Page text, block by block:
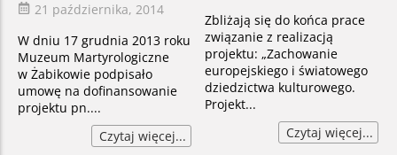
21 października, 2014
W dniu 17 grudnia 2013 roku
Muzeum Martyrologiczne
w Żabikowie podpisało
umowę na dofinansowanie
projektu pn....
Czytaj więcej...
Zbliżają się do końca prace
związanie z realizacją
projektu: „Zachowanie
europejskiego i światowego
dziedzictwa kulturowego.
Projekt...
Czytaj więcej...